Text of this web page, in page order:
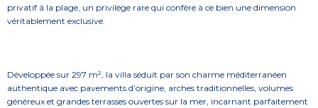
privatif à la plage, un privilège rare qui confère à ce bien une dimension
véritablement exclusive.
Développée sur 297 m², la villa séduit par son charme méditerranéen
authentique avec pavements d’origine, arches traditionnelles, volumes
généreux et grandes terrasses ouvertes sur la mer, incarnant parfaitement